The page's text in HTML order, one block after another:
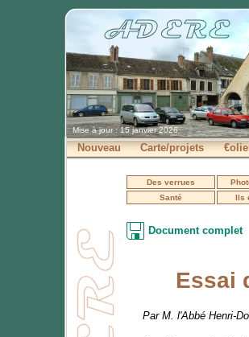
Mise à jour : 15 janvier 2026
Nouveau Carte/projets
Des verrues
Santé
Ils
Document complet
Essai
Par M. l'Abbé Henri-